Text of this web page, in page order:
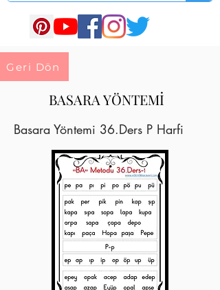
Geri Dön
BASARA YÖNTEMİ
Basara Yöntemi 36.Ders P Harfi